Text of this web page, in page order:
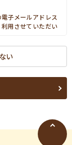
子メールアドレス
用させていただい
ま情報」といいま
を果たすために、
る法律その他の関
扱いの改善に努め
て通知または公
い